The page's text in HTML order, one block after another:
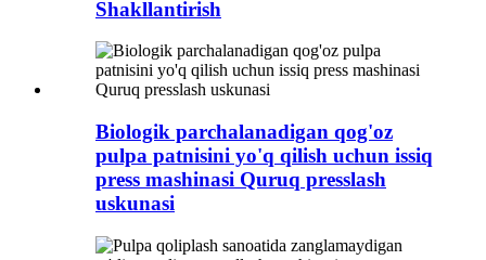
Shakllantirish
Biologik parchalanadigan qog'oz
pulpa patnisini yo'q qilish uchun issiq
press mashinasi Quruq presslash
uskunasi